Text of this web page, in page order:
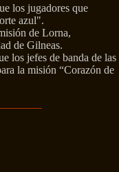
los jugadores que
azul".
de Lorna,
de Gilneas.
los jefes de banda de las
la misión “Corazón de